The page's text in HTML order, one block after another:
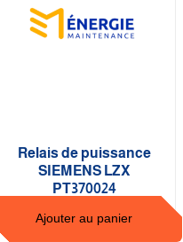
Relais de puissance
SIEMENS LZX
PT370024
Ajouter au panier